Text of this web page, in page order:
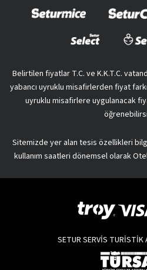
Belirtilen fiyatlar T.C. ve K.K.T.C.
yabancı uyruklu misafirlerden fiyat
uyruklu misafirlere uygulanacak
Sitemizde yer alan tesis özellikleri
kullanım saatleri dönemsel olarak
SETUR SERVİS TURİSTİK